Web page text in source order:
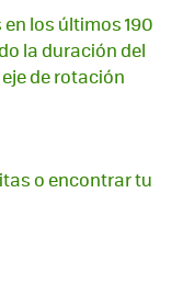
los últimos 190
la duración del
de rotación
o encontrar tu